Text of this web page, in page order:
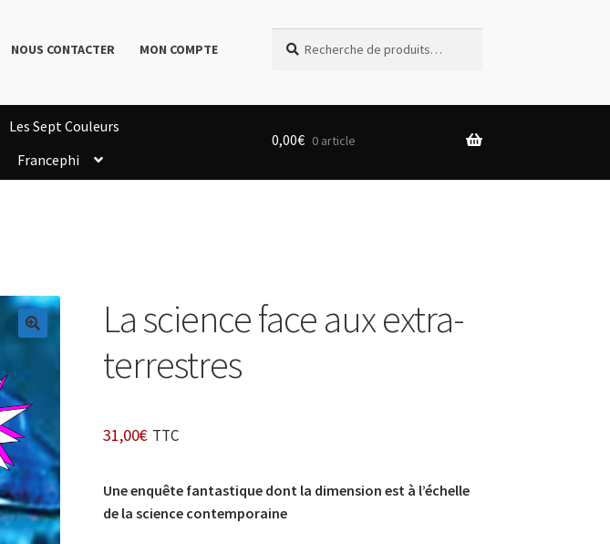
NOUS CONTACTER MON COMPTE
pour :
Les Sept Couleurs
Francephi
0,00€ 0 article
La science face aux extra-
terrestres
31,00€ TTC
Une enquête fantastique dont la dimension est à l’échelle
de la science contemporaine